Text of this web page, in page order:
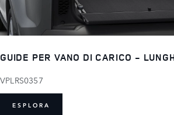
GUIDE PER VANO DI CARICO -
VPLRS0357
ESPLORA